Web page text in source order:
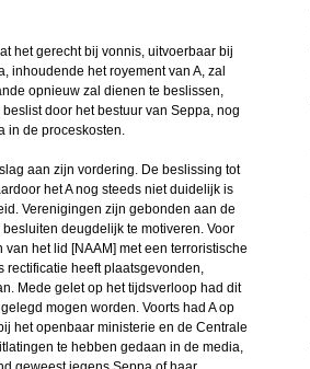
het gerecht bij vonnis, uitvoerbaar bij
inhoudende het royement van A, zal
opnieuw zal dienen te beslissen,
door het bestuur van Seppa, nog
in de proceskosten.
aan zijn vordering. De beslissing tot
het A nog steeds niet duidelijk is
Verenigingen zijn gebonden aan de
deugdelijk te motiveren. Voor
het lid [NAAM] met een terroristische
rectificatie heeft plaatsgevonden,
Mede gelet op het tijdsverloop had dit
mogen worden. Voorts had A op
het openbaar ministerie en de Centrale
te hebben gedaan in de media,